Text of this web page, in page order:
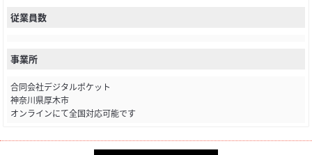
従業員数
事業所
合同会社デジタルポケット
神奈川県厚木市
オンラインにて全国対応可能です